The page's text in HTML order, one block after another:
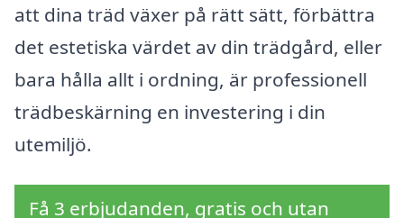
att dina träd växer på rätt sätt, förbättra
det estetiska värdet av din trädgård, eller
bara hålla allt i ordning, är professionell
trädbeskärning en investering i din
utemiljö.
Få 3 erbjudanden, gratis och utan